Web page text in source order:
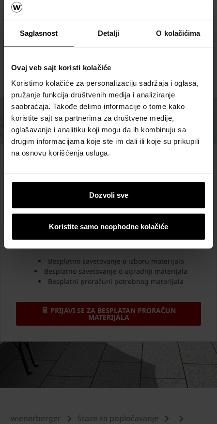
Saglasnost Detalji O kolačićima
Ovaj veb sajt koristi kolačiće
Koristimo kolačiće za personalizaciju sadržaja i oglasa,
pružanje funkcija društvenih medija i analiziranje
saobraćaja. Takođe delimo informacije o tome kako
koristite sajt sa partnerima za društvene medije,
oglašavanje i analitiku koji mogu da ih kombinuju sa
drugim informacijama koje ste im dali ili koje su prikupili
na osnovu korišćenja usluga.
Dozvoli sve
Koristite samo neophodne kolačiće
Referetni objekti
POGLEDAJTE REFERENTNE OBJEKTE
Wienerberger tehnička
podrška
Mi možemo da vam pomognemo da sagradite željeni
objekat!
Besplatno savetovanje o izboru materijala
Besplatno savetovanje o ugradnji materijala
Besplatni proračuni potrebnog materijala
PRIJAVI SE ZA BESPLATAN PRORAČUN
MATERIJALA
wienerberger
Staze za popločavanje